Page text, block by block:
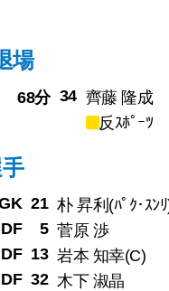
場
68分 34 齊藤 隆成
反ｽﾎﾟｰﾂ
21 朴 昇利(ﾊﾟｸ･ｽﾝ
DF
5 菅原 渉
DF 13 岩本 知幸(C)
DF 32 木下 淑晶